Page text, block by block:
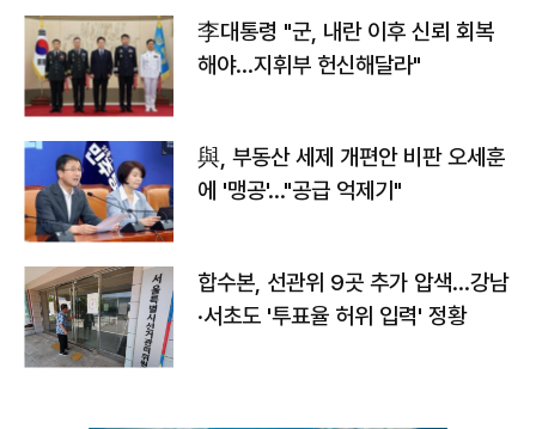
李대통령 "군, 내란 이후 신뢰 회복
해야…지휘부 헌신해달라"
與, 부동산 세제 개편안 비판 오세훈
에 '맹공'…"공급 억제기"
합수본, 선관위 9곳 추가 압색…강남
·서초도 '투표율 허위 입력' 정황